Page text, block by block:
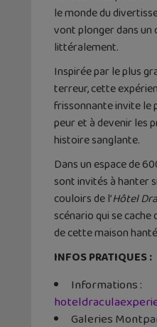
le monde du
vont plonger dans
littéralement.
Inspirée par le plus
terreur, cette
frissonnante invite le
peur et à devenir les
histoire sanglante.
Dans un espace de
sont invités à hanter
couloirs de l’Hôtel
scénario qui se
de cette maison
INFOS PRATIQUES :
Informations :
Galeries